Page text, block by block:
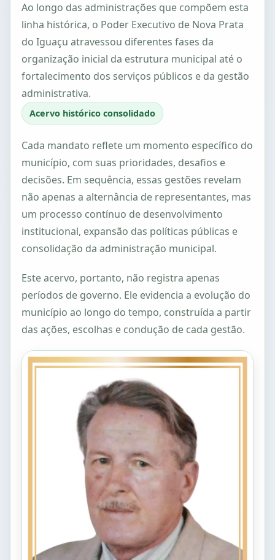
Ao longo das administrações que compõem esta
linha histórica, o Poder Executivo de Nova Prata
do Iguaçu atravessou diferentes fases da
organização inicial da estrutura municipal até o
fortalecimento dos serviços públicos e da gestão
administrativa.
Acervo histórico consolidado
Cada mandato reflete um momento específico do
município, com suas prioridades, desafios e
decisões. Em sequência, essas gestões revelam
não apenas a alternância de representantes, mas
um processo contínuo de desenvolvimento
institucional, expansão das políticas públicas e
consolidação da administração municipal.
Este acervo, portanto, não registra apenas
períodos de governo. Ele evidencia a evolução do
município ao longo do tempo, construída a partir
das ações, escolhas e condução de cada gestão.